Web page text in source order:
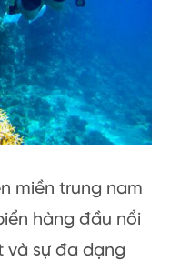
miền trung nam
hàng đầu nổi
và sự đa dạng